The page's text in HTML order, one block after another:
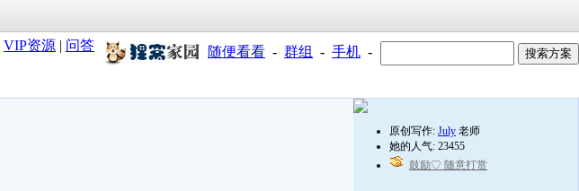
VIP资源 | 问答
随便看看 - 群组 - 手机 -
原创写作: July 老师
她的人气: 23455
鼓励♡ 随意打赏